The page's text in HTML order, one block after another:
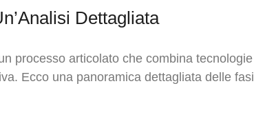
Dettagliata
processo articolato che combina tecnologie
Ecco una panoramica dettagliata delle fasi